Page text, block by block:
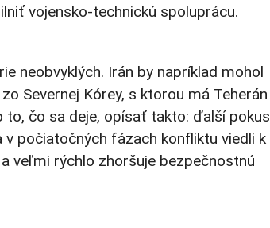
vojensko-technickú spoluprácu.
neobvyklých. Irán by napríklad mohol
Severnej Kórey, s ktorou má Teherán
to, čo sa deje, opísať takto: ďalší pokus
počiatočných fázach konfliktu viedli k
veľmi rýchlo zhoršuje bezpečnostnú